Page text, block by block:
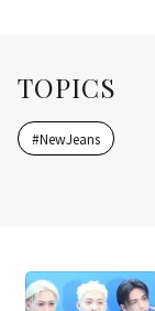
TOPICS
#NewJeans